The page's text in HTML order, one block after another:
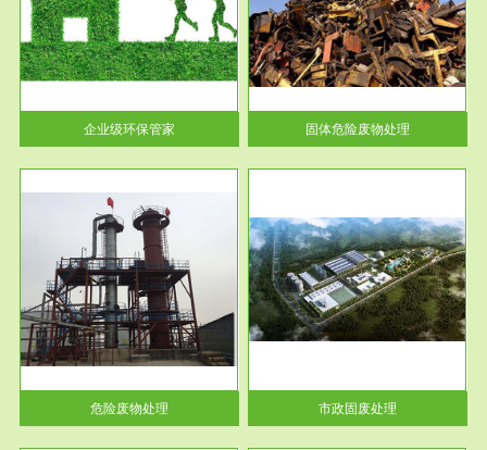
企业级环保管家
固体危险废物处理
固体废物解释：固体废物是指人
们在生产建设、日常生活和其他
活动中...
固体危险废物处理
危险废物处理
服务范围
市政固废处理
蔚蓝生态环境科技所从事的市政
废物处理业务包括市政废物的处
理处...
市政固废处理